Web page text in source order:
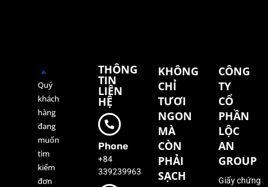
Quý
khách
hàng
đang
muốn
tìm
kiếm
đơn
THÔNG
TIN
LIÊN
HỆ
Phone
+84
339239963
KHÔNG
CHỈ
TƯƠI
NGON
MÀ
CÒN
PHẢI
SẠCH
CÔNG
TY
CỔ
PHẦN
LỘC
AN
GROUP
Giấy chứng